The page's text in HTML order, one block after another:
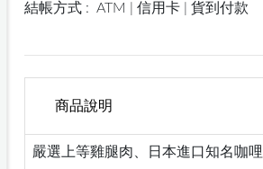
結帳方式 : ATM | 信用卡 | 貨到付款
商品說明
嚴選上等雞腿肉、日本進口知名咖哩